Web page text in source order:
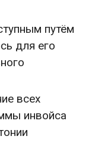
путём
для его
всех
инвойса